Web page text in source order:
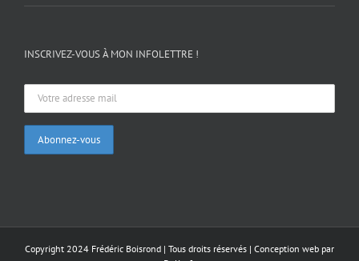
INSCRIVEZ-VOUS À MON INFOLETTRE !
Copyright 2024 Frédéric Boisrond | Tous droits réservés | Conception web par